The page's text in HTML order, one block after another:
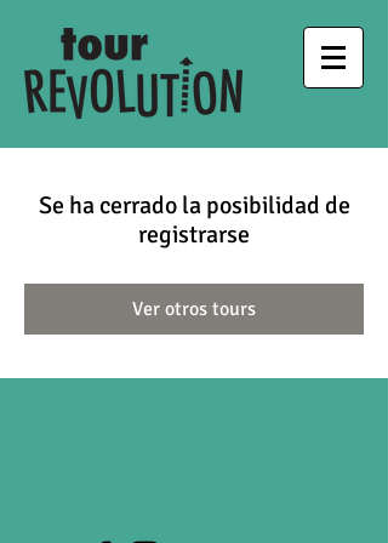
Se ha cerrado la posibilidad de
registrarse
Ver otros tours